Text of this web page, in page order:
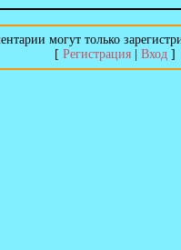
могут только
[ Регистрация| Вход]